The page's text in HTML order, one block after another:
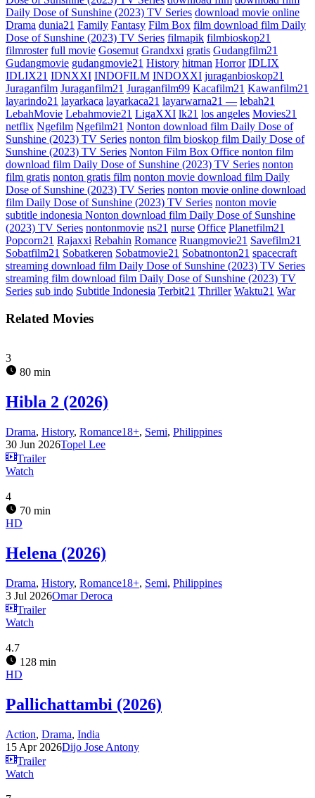
Daily Dose of Sunshine (2023) TV Series download movie online
Drama dunia21 Family Fantasy Film Box film download film Daily
Dose of Sunshine (2023) TV Series filmapik filmbioskop21
filmroster full movie Gosemut Grandxxi gratis Gudangfilm21
Gudangmovie gudangmovie21 History hitman Horror IDLIX
IDLIX21 IDNXXI INDOFILM INDOXXI juraganbioskop21
Juraganfilm Juraganfilm21 Juraganfilm99 Kacafilm21 Kawanfilm21
layarindo21 layarkaca layarkaca21 layarwarna21 — lebah21
LebahMovie Lebahmovie21 LigaXXI lk21 los angeles Movies21
netflix Ngefilm Ngefilm21 Nonton download film Daily Dose of
Sunshine (2023) TV Series nonton film bioskop film Daily Dose of
Sunshine (2023) TV Series Nonton Film Box Office nonton film
download film Daily Dose of Sunshine (2023) TV Series nonton
film gratis nonton gratis film nonton movie download film Daily
Dose of Sunshine (2023) TV Series nonton movie online download
film Daily Dose of Sunshine (2023) TV Series nonton movie
subtitle indonesia Nonton download film Daily Dose of Sunshine
(2023) TV Series nontonmovie ns21 nurse Office Planetfilm21
Popcorn21 Rajaxxi Rebahin Romance Ruangmovie21 Savefilm21
Sobatfilm21 Sobatkeren Sobatmovie21 Sobatnonton21 spacecraft
streaming download film Daily Dose of Sunshine (2023) TV Series
streaming film download film Daily Dose of Sunshine (2023) TV
Series sub indo Subtitle Indonesia Terbit21 Thriller Waktu21 War
Related Movies
3
80 min
Hibla 2 (2026)
Drama, History, Romance18+, Semi, Philippines
30 Jun 2026Topel Lee
Trailer
Watch
4
70 min
HD
Helena (2026)
Drama, History, Romance18+, Semi, Philippines
3 Jul 2026Omar Deroca
Trailer
Watch
4.7
128 min
HD
Pallichattambi (2026)
Action, Drama, India
15 Apr 2026Dijo Jose Antony
Trailer
Watch